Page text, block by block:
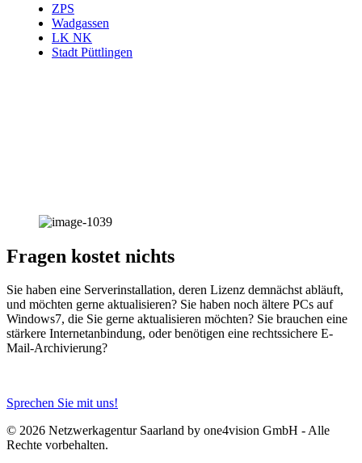
ZPS
Wadgassen
LK NK
Stadt Püttlingen
Fragen kostet nichts
Sie haben eine Serverinstallation, deren Lizenz demnächst abläuft,
und möchten gerne aktualisieren? Sie haben noch ältere PCs auf
Windows7, die Sie gerne aktualisieren möchten? Sie brauchen eine
stärkere Internetanbindung, oder benötigen eine rechtssichere E-
Mail-Archivierung?
Sprechen Sie mit uns!
© 2026 Netzwerkagentur Saarland by one4vision GmbH - Alle
Rechte vorbehalten.